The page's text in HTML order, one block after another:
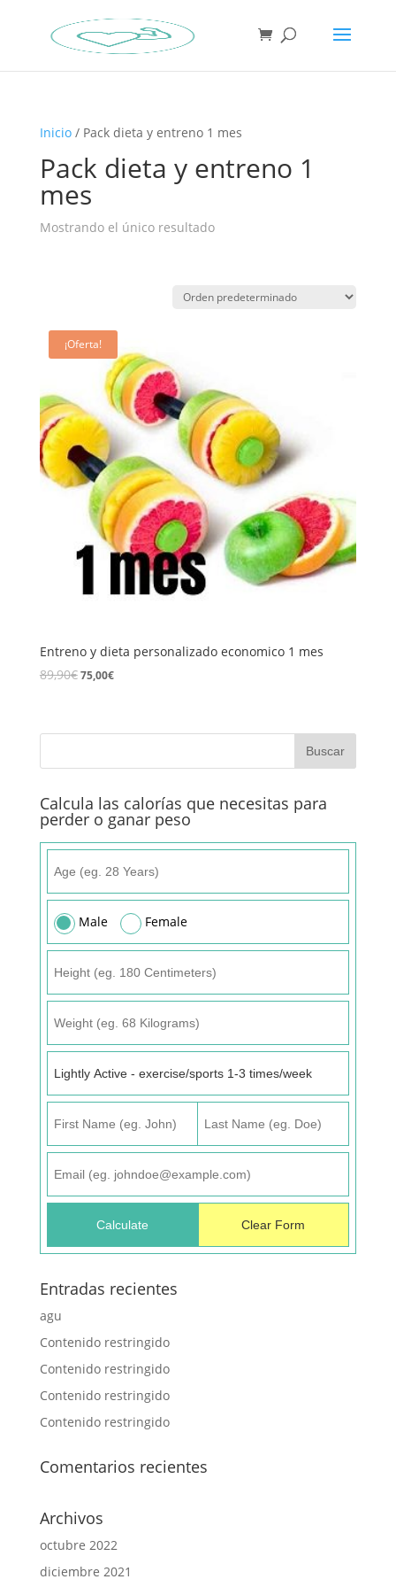
Inicio/ Pack dieta y entreno 1 mes
Pack dieta y entreno 1
mes
Mostrando el único resultado
¡Oferta!
Entreno y dieta personalizado economico 1 mes
89,90€El
75,00€El
Calcula las calorías que necesitas para
perder o ganar peso
Male Female
Entradas recientes
agu
Contenido restringido
Contenido restringido
Contenido restringido
Contenido restringido
Comentarios recientes
Archivos
octubre 2022
diciembre 2021